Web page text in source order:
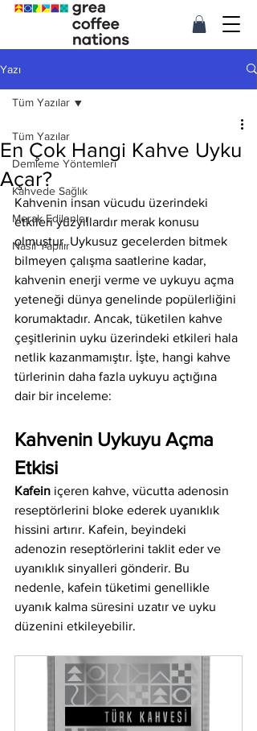
Yazı
Tüm Yazılar
Demleme Yöntemleri
Kahvede Sağlık
Merak Edilenler
Nasıl Yapılır
Tüm Yazılar
En Çok Hangi Kahve Uyku
Açar?
Kahvenin insan vücudu üzerindeki
etkileri yüzyıllardır merak konusu
olmuştur. Uykusuz gecelerden bitmek
bilmeyen çalışma saatlerine kadar,
kahvenin enerji verme ve uykuyu açma
yeteneği dünya genelinde popülerliğini
korumaktadır. Ancak, tüketilen kahve
çeşitlerinin uyku üzerindeki etkileri hala
netlik kazanmamıştır. İşte, hangi kahve
türlerinin daha fazla uykuyu açtığına
dair bir inceleme:
Kahvenin Uykuyu Açma
Etkisi
Kafein içeren kahve, vücutta adenosin
reseptörlerini bloke ederek uyanıklık
hissini artırır. Kafein, beyindeki
adenozin reseptörlerini taklit eder ve
uyanıklık sinyalleri gönderir. Bu
nedenle, kafein tüketimi genellikle
uyanık kalma süresini uzatır ve uyku
düzenini etkileyebilir.